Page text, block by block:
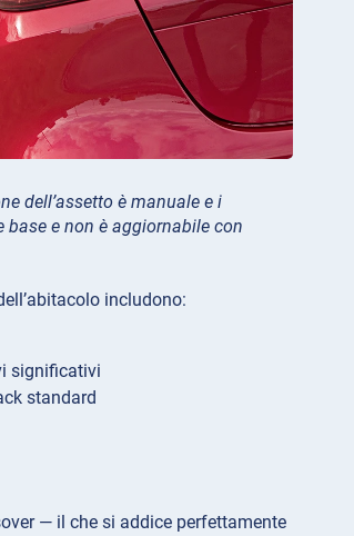
dell’assetto è manuale e i
e non è aggiornabile con
includono:
significativi
standard
— il che si addice perfettamente